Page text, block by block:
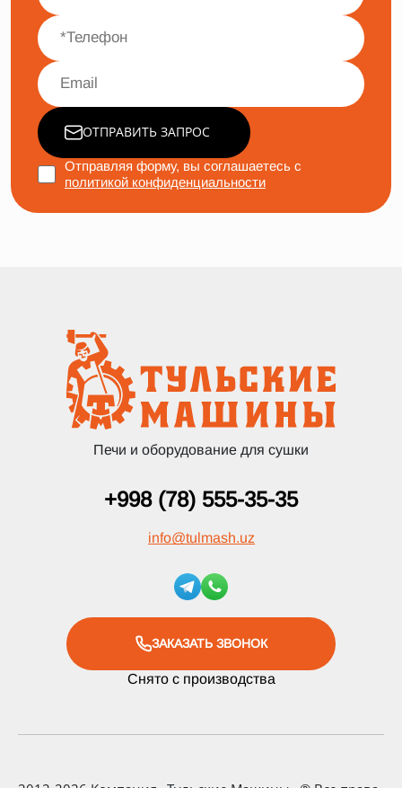
ОТПРАВИТЬ ЗАПРОС
Отправляя форму, вы соглашаетесь с
политикой конфиденциальности
Печи и оборудование для сушки
+998 (78) 555-35-35
info@tulmash.uz
ЗАКАЗАТЬ ЗВОНОК
Снято с производства